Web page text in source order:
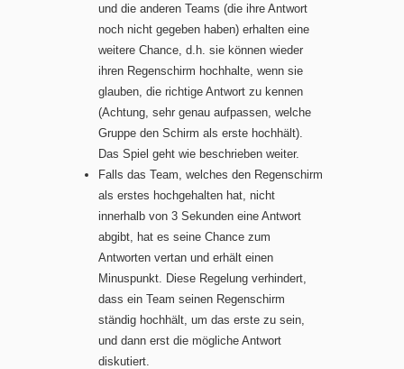
und die anderen Teams (die ihre Antwort
noch nicht gegeben haben) erhalten eine
weitere Chance, d.h. sie können wieder
ihren Regenschirm hochhalte, wenn sie
glauben, die richtige Antwort zu kennen
(Achtung, sehr genau aufpassen, welche
Gruppe den Schirm als erste hochhält).
Das Spiel geht wie beschrieben weiter.
Falls das Team, welches den Regenschirm
als erstes hochgehalten hat, nicht
innerhalb von 3 Sekunden eine Antwort
abgibt, hat es seine Chance zum
Antworten vertan und erhält einen
Minuspunkt. Diese Regelung verhindert,
dass ein Team seinen Regenschirm
ständig hochhält, um das erste zu sein,
und dann erst die mögliche Antwort
diskutiert.